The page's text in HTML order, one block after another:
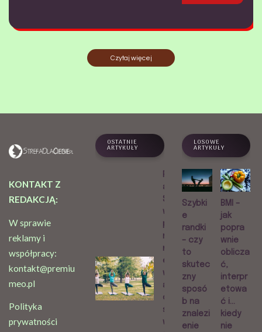
Czytaj więcej
KONTAKT Z
REDAKCJĄ:
W sprawie
reklamy i
współpracy:
kontakt@premiu
meo.pl
Polityka
prywatności
OSTATNIE
ARTYKUŁY
Praktyk
a Sri
Sri Jogi
w
przest
rzeni
miejski
ej. Jak
wygląd
a i
czym
się
wyróżni
LOSOWE
ARTYKUŁY
Szybki
e
randki
– czy
to
skutec
zny
sposó
b na
znalezi
enie
BMI –
jak
popra
wnie
oblicza
ć,
interpr
etowa
ć i…
kiedy
nie